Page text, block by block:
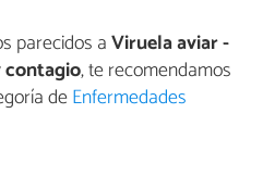
parecidos aViruela aviar -
, te recomendamos
deEnfermedades